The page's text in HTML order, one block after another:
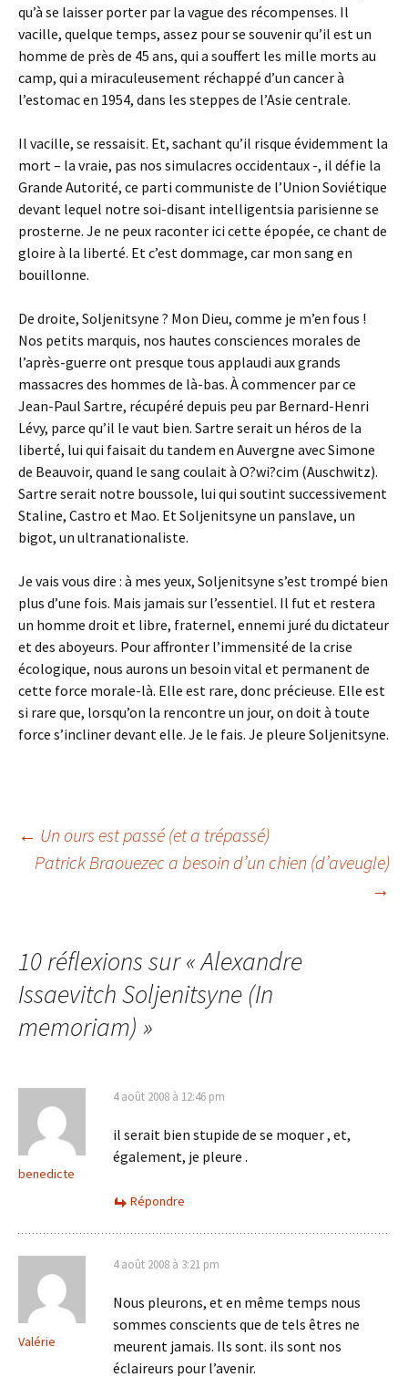
qu’à se laisser porter par la vague des récompenses. Il
vacille, quelque temps, assez pour se souvenir qu’il est un
homme de près de 45 ans, qui a souffert les mille morts au
camp, qui a miraculeusement réchappé d’un cancer à
l’estomac en 1954, dans les steppes de l’Asie centrale.
Il vacille, se ressaisit. Et, sachant qu’il risque évidemment la
mort – la vraie, pas nos simulacres occidentaux -, il défie la
Grande Autorité, ce parti communiste de l’Union Soviétique
devant lequel notre soi-disant intelligentsia parisienne se
prosterne. Je ne peux raconter ici cette épopée, ce chant de
gloire à la liberté. Et c’est dommage, car mon sang en
bouillonne.
De droite, Soljenitsyne ? Mon Dieu, comme je m’en fous !
Nos petits marquis, nos hautes consciences morales de
l’après-guerre ont presque tous applaudi aux grands
massacres des hommes de là-bas. À commencer par ce
Jean-Paul Sartre, récupéré depuis peu par Bernard-Henri
Lévy, parce qu’il le vaut bien. Sartre serait un héros de la
liberté, lui qui faisait du tandem en Auvergne avec Simone
de Beauvoir, quand le sang coulait à O?wi?cim (Auschwitz).
Sartre serait notre boussole, lui qui soutint successivement
Staline, Castro et Mao. Et Soljenitsyne un panslave, un
bigot, un ultranationaliste.
Je vais vous dire : à mes yeux, Soljenitsyne s’est trompé bien
plus d’une fois. Mais jamais sur l’essentiel. Il fut et restera
un homme droit et libre, fraternel, ennemi juré du dictateur
et des aboyeurs. Pour affronter l’immensité de la crise
écologique, nous aurons un besoin vital et permanent de
cette force morale-là. Elle est rare, donc précieuse. Elle est
si rare que, lorsqu’on la rencontre un jour, on doit à toute
force s’incliner devant elle. Je le fais. Je pleure Soljenitsyne.
Navigation
articles
← Un ours est passé (et a trépassé)
Patrick Braouezec a besoin d’un chien (d’aveugle)
→
10 réflexions sur «Alexandre
Issaevitch Soljenitsyne (In
memoriam) »
benedicte
4 août 2008 à 12:46 pm
il serait bien stupide de se moquer , et,
également, je pleure .
Répondre
Valérie
4 août 2008 à 3:21 pm
Nous pleurons, et en même temps nous
sommes conscients que de tels êtres ne
meurent jamais. Ils sont. ils sont nos
éclaireurs pour l’avenir.